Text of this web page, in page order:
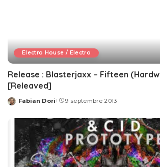
Electro House / Electro
Release : Blasterjaxx – Fifteen
[Releaved]
Posted
Fabian Dori 9 septembre 2013